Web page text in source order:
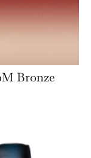
Bronze